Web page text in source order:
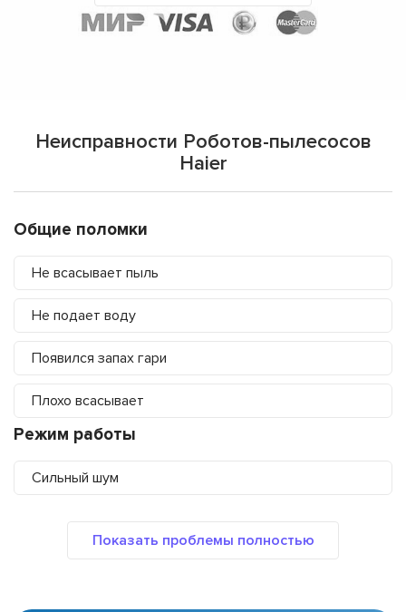
Неисправности Роботов-пылесосов
Haier
Общие поломки
Не всасывает пыль
Не подает воду
Появился запах гари
Плохо всасывает
Режим работы
Сильный шум